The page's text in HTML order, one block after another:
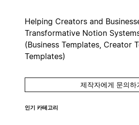
Helping Creators and
Transformative Notion
(Business Templates, Creator
Templates)
제작자에게 문의하
인기 카테고리